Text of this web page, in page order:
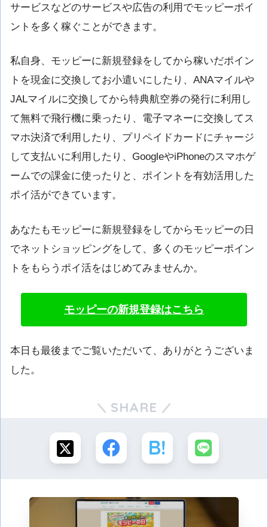
サービスなどのサービスや広告の利用でモッピーポイ
ントを多く稼ぐことができます。
私自身、モッピーに新規登録をしてから稼いだポイン
トを現金に交換してお小遣いにしたり、ANAマイルや
JALマイルに交換してから特典航空券の発行に利用し
て無料で飛行機に乗ったり、電子マネーに交換してス
マホ決済で利用したり、プリペイドカードにチャージ
して支払いに利用したり、GoogleやiPhoneのスマホゲ
ームでの課金に使ったりと、ポイントを有効活用した
ポイ活ができています。
あなたもモッピーに新規登録をしてからモッピーの日
でネットショッピングをして、多くのモッピーポイン
トをもらうポイ活をはじめてみませんか。
モッピーの新規登録はこちら
本日も最後までご覧いただいて、ありがとうございま
した。
SHARE